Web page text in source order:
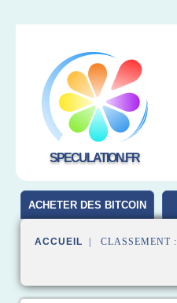
SPECULATION.FR
ACHETER DES BITCOIN
ACCUEIL | CLASSEMENT :